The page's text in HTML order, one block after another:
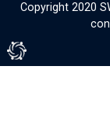
Copyright 2020